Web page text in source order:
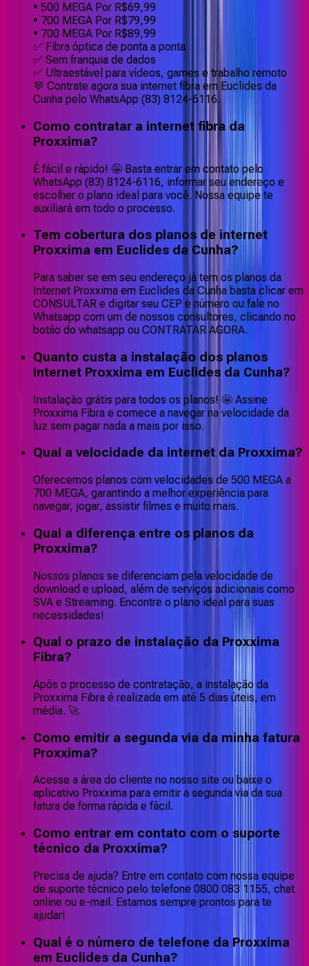
• 500 MEGA Por R$69,99
• 700 MEGA Por R$79,99
• 700 MEGA Por R$89,99
✅ Fibra óptica de ponta a ponta
✅ Sem franquia de dados
✅ Ultraestável para vídeos, games e trabalho remoto
💬 Contrate agora sua internet fibra em Euclides da
Cunha pelo WhatsApp (83) 8124-6116.
Como contratar a internet fibra da
Proxxima?
É fácil e rápido! 🤩 Basta entrar em contato pelo
WhatsApp (83) 8124-6116, informar seu endereço e
escolher o plano ideal para você. Nossa equipe te
auxiliará em todo o processo.
Tem cobertura dos planos de internet
Proxxima em Euclides da Cunha?
Para saber se em seu endereço já tem os planos da
Internet Proxxima em Euclides da Cunha basta clicar em
CONSULTAR e digitar seu CEP e número ou fale no
Whatsapp com um de nossos consultores, clicando no
botão do whatsapp ou CONTRATAR AGORA.
Quanto custa a instalação dos planos
Internet Proxxima em Euclides da Cunha?
Instalação grátis para todos os planos! 🤩 Assine
Proxxima Fibra e comece a navegar na velocidade da
luz sem pagar nada a mais por isso.
Qual a velocidade da internet da Proxxima?
Oferecemos planos com velocidades de 500 MEGA a
700 MEGA, garantindo a melhor experiência para
navegar, jogar, assistir filmes e muito mais.
Qual a diferença entre os planos da
Proxxima?
Nossos planos se diferenciam pela velocidade de
download e upload, além de serviços adicionais como
SVA e Streaming. Encontre o plano ideal para suas
necessidades!
Qual o prazo de instalação da Proxxima
Fibra?
Após o processo de contratação, a instalação da
Proxxima Fibra é realizada em até 5 dias úteis, em
média. 🚀
Como emitir a segunda via da minha fatura
Proxxima?
Acesse a área do cliente no nosso site ou baixe o
aplicativo Proxxima para emitir a segunda via da sua
fatura de forma rápida e fácil.
Como entrar em contato com o suporte
técnico da Proxxima?
Precisa de ajuda? Entre em contato com nossa equipe
de suporte técnico pelo telefone 0800 083 1155, chat
online ou e-mail. Estamos sempre prontos para te
ajudar!
Qual é o número de telefone da Proxxima
em Euclides da Cunha?